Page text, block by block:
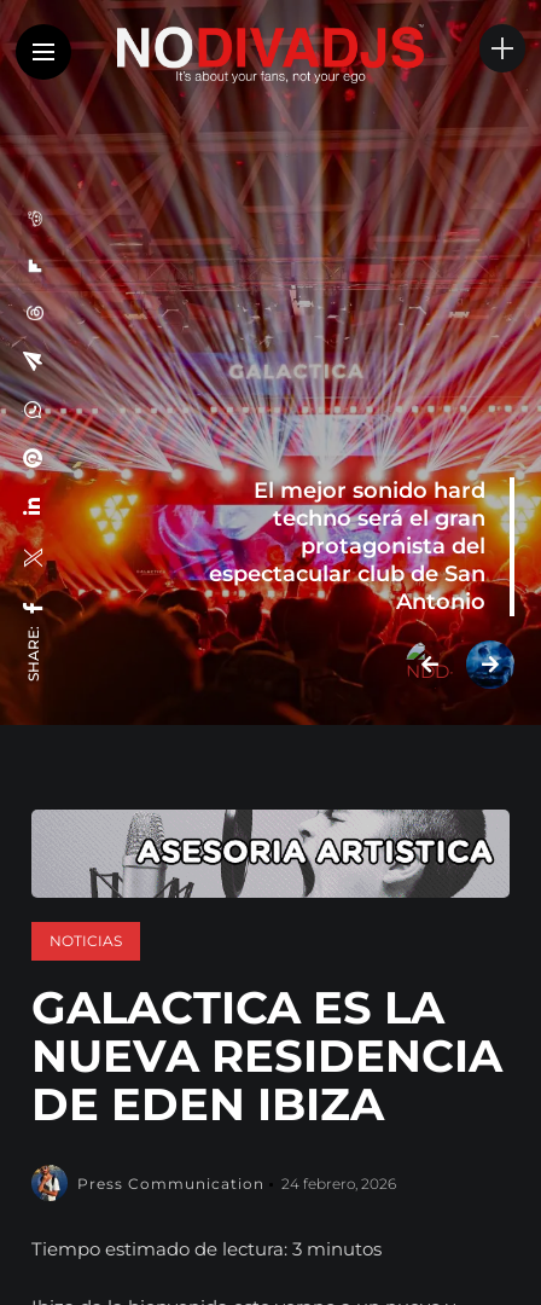
El mejor sonido hard
techno será el gran
protagonista del
espectacular club de San
Antonio
SHARE:
NOTICIAS
GALACTICA ES LA
NUEVA RESIDENCIA
DE EDEN IBIZA
Press Communication 24 febrero, 2026
Tiempo estimado de lectura: 3 minutos